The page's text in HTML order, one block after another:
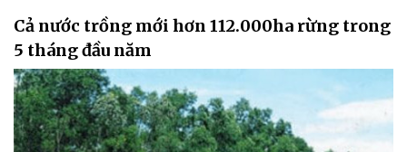
Cả nước trồng mới hơn 112.000ha rừng trong
5 tháng đầu năm